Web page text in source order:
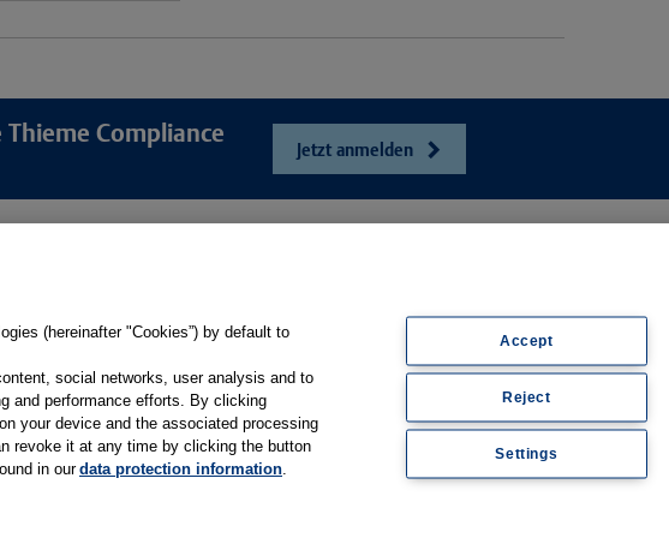
Compliance
Jetzt anmelden
Produkt-Hilfe
Support
Whitepaper & Infomaterial
Kontakt
Web-Semniare
Anwenderberichte
(hereinafter "Cookies”) by default to
social networks, user analysis and to
and performance efforts. By clicking
your device and the associated processing
revoke it at any time by clicking the button
in ourdata protection information.
Accept
Reject
Settings